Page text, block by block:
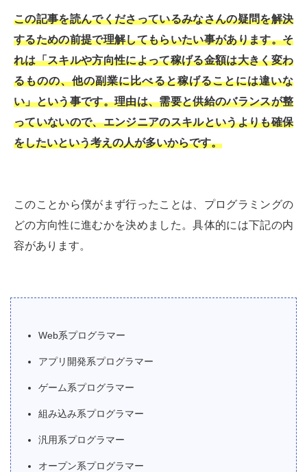
この記事を読んでくださっているみなさんの疑問を解決
するための前提で理解してもらいたい事があります。そ
れは「スキルや方向性によって稼げる金額は大きく変わ
るものの、他の副業に比べると稼げることには違いな
い」という事です。理由は、需要と供給のバランスが整
っていないので、エンジニアのスキルというよりも確保
をしたいという考えの人が多いからです。
このことから僕がまず行ったことは、プログラミングの
どの方向性に進むかを決めました。具体的には下記の内
容があります。
Web系プログラマー
アプリ開発系プログラマー
ゲーム系プログラマー
組み込み系プログラマー
汎用系プログラマー
オープン系プログラマー